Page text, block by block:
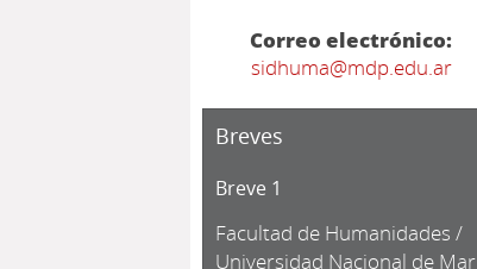
Correo electrónico:
sidhuma@mdp.edu.ar
Breves
Breve 1
Facultad de Humanidades /
Universidad Nacional de Mar